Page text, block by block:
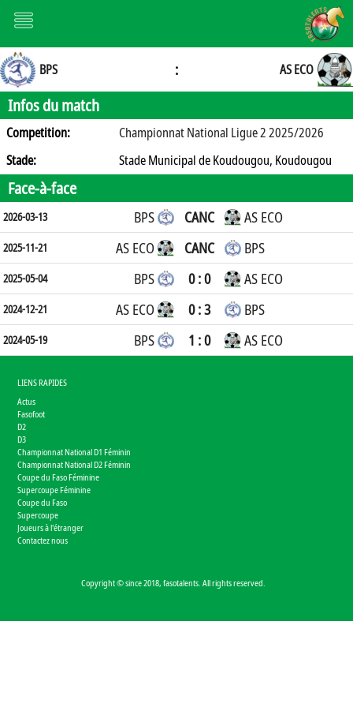
BPS : AS ECO
Infos du match
Competition:
Championnat National Ligue 2 2025/2026
Stade:
Stade Municipal de Koudougou, Koudougou
Face-à-face
2026-03-13 BPS CANC AS ECO
2025-11-21 AS ECO CANC BPS
2025-05-04 BPS 0 : 0 AS ECO
2024-12-21 AS ECO 0 : 3 BPS
2024-05-19 BPS 1 : 0 AS ECO
LIENS RAPIDES
Actus
Fasofoot
D2
D3
Championnat National D1 Féminin
Championnat National D2 Féminin
Coupe du Faso Féminine
Supercoupe Féminine
Coupe du Faso
Supercoupe
Joueurs à l'étranger
Contactez nous
Copyright © since 2018, fasotalents. All rights reserved.